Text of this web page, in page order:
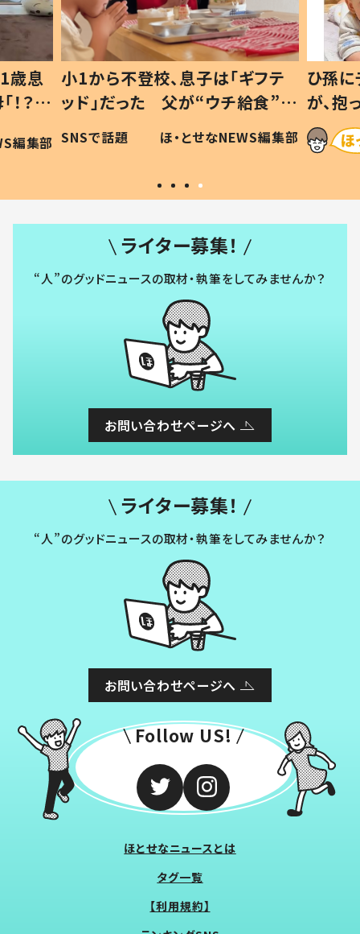
歳息
？」
編集部
小1から不登校、息子は「ギフテ
ッド」だった 父が“ウチ給食”を
作り続ける理由とは #令和の親
#令和の子
SNSで話題 ほ・とせなNEWS編集部
ひ孫
が、
「涙が
い」
ライター募集！
“人”のグッドニュースの取材・執筆をしてみませんか？
お問い合わせページへ
ライター募集！
“人”のグッドニュースの取材・執筆をしてみませんか？
お問い合わせページへ
Follow US!
ほとせなニュースとは
タグ一覧
【利用規約】